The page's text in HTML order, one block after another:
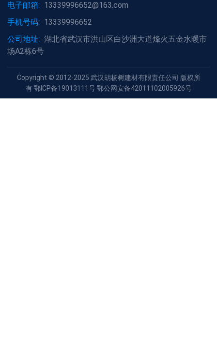
电子邮箱: 13339996652@163.com
手机号码: 13339996652
公司地址: 湖北省武汉市洪山区白沙洲大道烽火五金水暖市
场A2栋6号
Copyright © 2012-2025 武汉胡杨树建材有限责任公司 版权所
有 鄂ICP备19013111号 鄂公网安备42011102005926号